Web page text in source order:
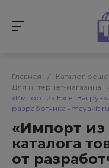
Главная / Каталог
Для интернет-магазина
«Импорт из Excel.
разработчика
«Импорт из
каталога
от